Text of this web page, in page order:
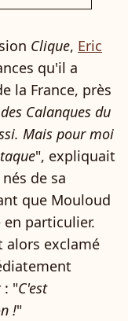
Clique, Eric
qu'il a
la France, près
Calanques du
Mais pour moi
", expliquait
nés de sa
que Mouloud
particulier.
alors exclamé
: "C'est
!"